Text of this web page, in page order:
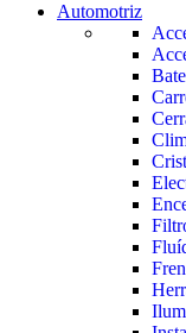
Automotriz